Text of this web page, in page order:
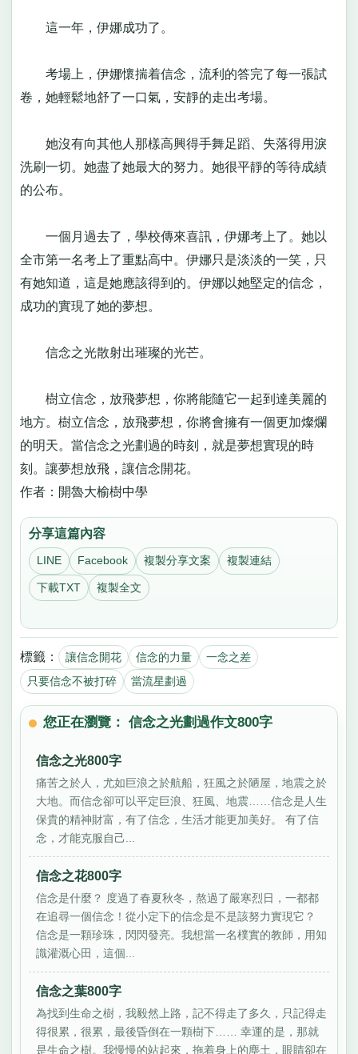
這一年，伊娜成功了。
考場上，伊娜懷揣着信念，流利的答完了每一張試
卷，她輕鬆地舒了一口氣，安靜的走出考場。
她沒有向其他人那樣高興得手舞足蹈、失落得用淚
洗刷一切。她盡了她最大的努力。她很平靜的等待成績
的公布。
一個月過去了，學校傳來喜訊，伊娜考上了。她以
全市第一名考上了重點高中。伊娜只是淡淡的一笑，只
有她知道，這是她應該得到的。伊娜以她堅定的信念，
成功的實現了她的夢想。
信念之光散射出璀璨的光芒。
樹立信念，放飛夢想，你將能隨它一起到達美麗的
地方。樹立信念，放飛夢想，你將會擁有一個更加燦爛
的明天。當信念之光劃過的時刻，就是夢想實現的時
刻。讓夢想放飛，讓信念開花。
作者：開魯大榆樹中學
分享這篇內容
LINE Facebook 複製分享文案 複製連結
下載TXT 複製全文
標籤： 讓信念開花 信念的力量
一念之差
只要信念不被打碎
當流星劃過
您正在瀏覽： 信念之光劃過作文800字
信念之光800字
痛苦之於人，尤如巨浪之於航船，狂風之於陋屋，地震之於
大地。而信念卻可以平定巨浪、狂風、地震……信念是人生
保貴的精神財富，有了信念，生活才能更加美好。 有了信
念，才能克服自己...
信念之花800字
信念是什麼？ 度過了春夏秋冬，熬過了嚴寒烈日，一都都
在追尋一個信念！從小定下的信念是不是該努力實現它？
信念是一顆珍珠，閃閃發亮。我想當一名樸實的教師，用知
識灌溉心田，這個...
信念之葉800字
為找到生命之樹，我毅然上路，記不得走了多久，只記得走
得很累，很累，最後昏倒在一顆樹下…… 幸運的是，那就
是生命之樹。我慢慢的站起來，拖着身上的塵土，眼睛卻在